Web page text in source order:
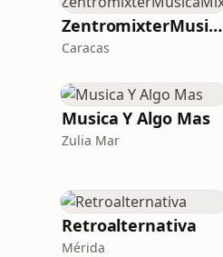
ZentromixterMusicaMix
Caracas
Musica Y Algo Mas
Zulia Mar
Retroalternativa
Mérida